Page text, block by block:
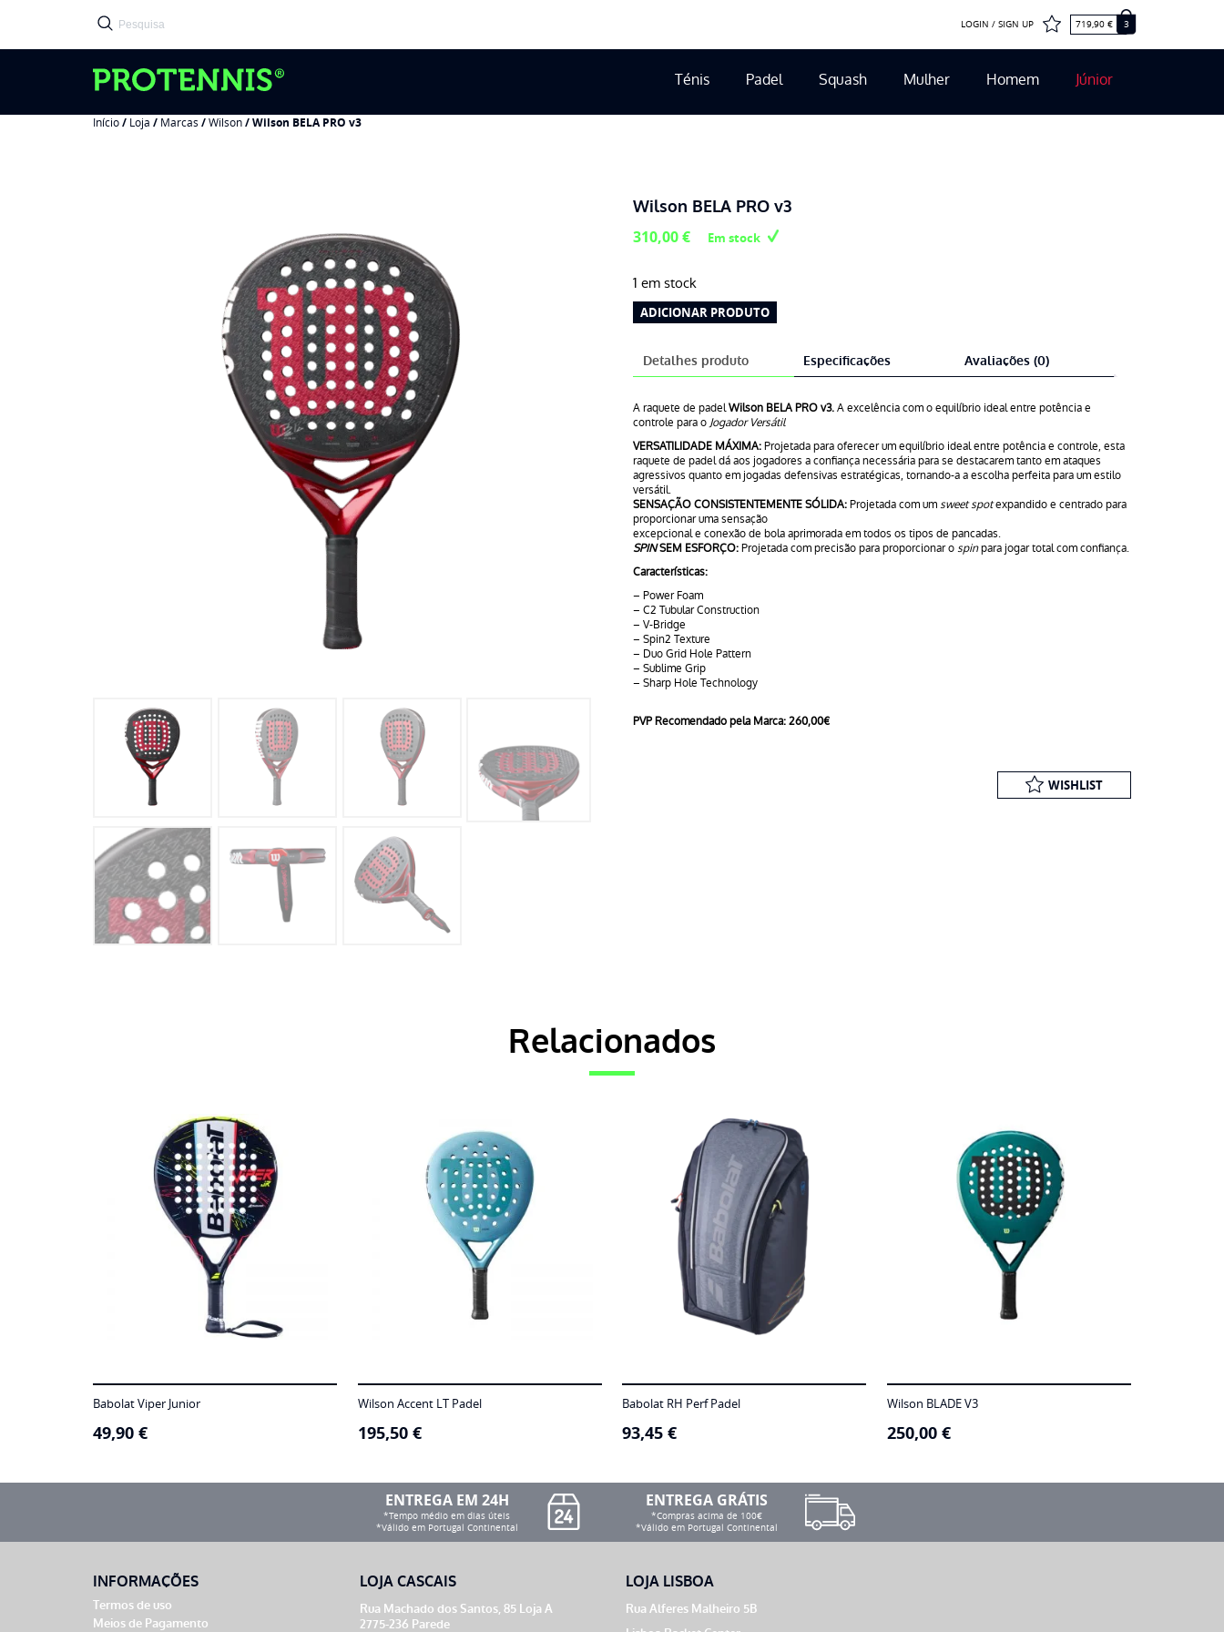
LOGIN / SIGN UP 719,90 € 3
Ténis Padel Squash Mulher Homem Júnior
Início/ Loja / Marcas /Wilson/ Wilson BELA PRO v3
Wilson BELA PRO v3
310,00€ Em stock
1 em stock
Quantidade
Wilson
BELA
v3
ADICIONAR PRODUTO
Detalhes produto Especificações Avaliações (0)
A raquete de padelWilson BELA PRO v3.A excelência com o equilíbrio ideal entre potência e
controle para o Jogador Versátil
VERSATILIDADE MÁXIMA:Projetada para oferecer um equilíbrio ideal entre potência e controle, esta
raquete de padel dá aos jogadores a confiança necessária para se destacarem tanto em ataques
agressivos quanto em jogadas defensivas estratégicas, tornando-a a escolha perfeita para um estilo
versátil.
SENSAÇÃO CONSISTENTEMENTE SÓLIDA:Projetada com umsweet spotexpandido e centrado para
proporcionar uma sensação
excepcional e conexão de bola aprimorada em todos os tipos de pancadas.
SPINSEM ESFORÇO:Projetada com precisão para proporcionar ospinpara jogar total com confiança.
Características:
– Power Foam
– C2 Tubular Construction
– V-Bridge
– Spin2 Texture
– Duo Grid Hole Pattern
– Sublime Grip
– Sharp Hole Technology
PVP Recomendado pela Marca: 260,00€
WISHLIST
Relacionados
Babolat Viper Junior
49,90 €
Wilson Accent LT Padel
195,50 €
Babolat RH Perf Padel
93,45€
Wilson BLADE V3
250,00€
ENTREGA EM 24H
*Tempo médio em dias úteis
*Válido em Portugal Continental
ENTREGA GRÁTIS
*Compras acima de 100€
*Válido em Portugal Continental
INFORMAÇÕES
Termos de uso
Meios de Pagamento
LOJA CASCAIS
Rua Machado dos Santos, 85 Loja A
2775-236 Parede
LOJA LISBOA
Rua Alferes Malheiro 5B